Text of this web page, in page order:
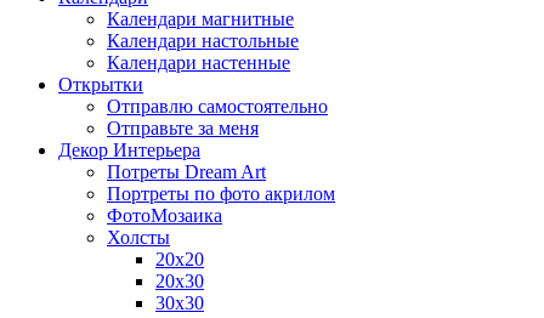
Календари магнитные
Календари настольные
Календари настенные
Открытки
Отправлю самостоятельно
Отправьте за меня
Декор Интерьера
Потреты Dream Art
Портреты по фото акрилом
ФотоМозаика
Холсты
20х20
20х30
30х30